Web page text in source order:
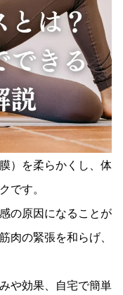
）を柔らかくし、体
です。
の原因になることが
肉の緊張を和らげ、
や効果、自宅で簡単